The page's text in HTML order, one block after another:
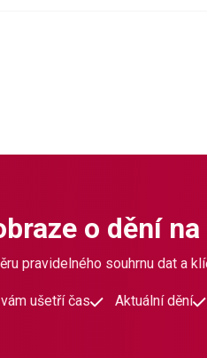
o dění
pravidelného souhrnu dat a
ušetří čas Aktuální dění